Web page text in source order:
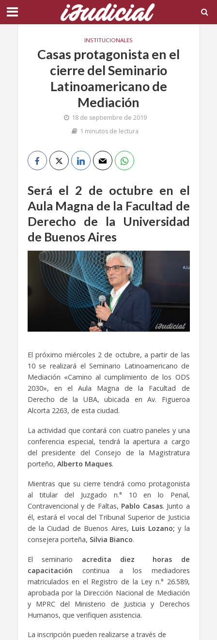
INSTITUCIONALES
Casas protagonista en el
cierre del Seminario
Latinoamericano de
Mediación
18 de septiembre de 2019
1 minutos de lectura
Será el 2 de octubre en el
Aula Magna de la Facultad de
Derecho de la Universidad
de Buenos Aires
El próximo miércoles 2 de octubre, a partir de las
10 se realizará el Seminario Latinoamericano de
Mediación «Camino al cumplimiento de los ODS
2030», en el Aula Magna de la Facultad de
Derecho de la UBA, ubicada en Av. Figueroa
Alcorta 2263, de esta ciudad.
La actividad que contará con cuatro paneles y una
conferencia especial, tendrá la apertura a cargo
del presidente del Consejo de la Magistratura
porteño, Alberto Maques.
Mientras que su cierre tendrá como protagonista
al titular del Juzgado n.° 10 en lo Penal,
Contravencional y de Faltas, Pablo Casas. Junto a
él, estará el vocal del Tribunal Superior de Justicia
de la Ciudad de Buenos Aires, Luis Lozano;y la
consejera porteña, Silvia Bianco.
El seminario acredita diez horas de
capacitación continua a los mediadores
matriculados en el Registro de la Ley n.° 26.589,
aprobada por la Dirección Nacional de Mediación
y MPRC del Ministerio de Justicia y Derechos
Humanos, que verifiquen asistencia.
La inscripción pueden realizarse a través de